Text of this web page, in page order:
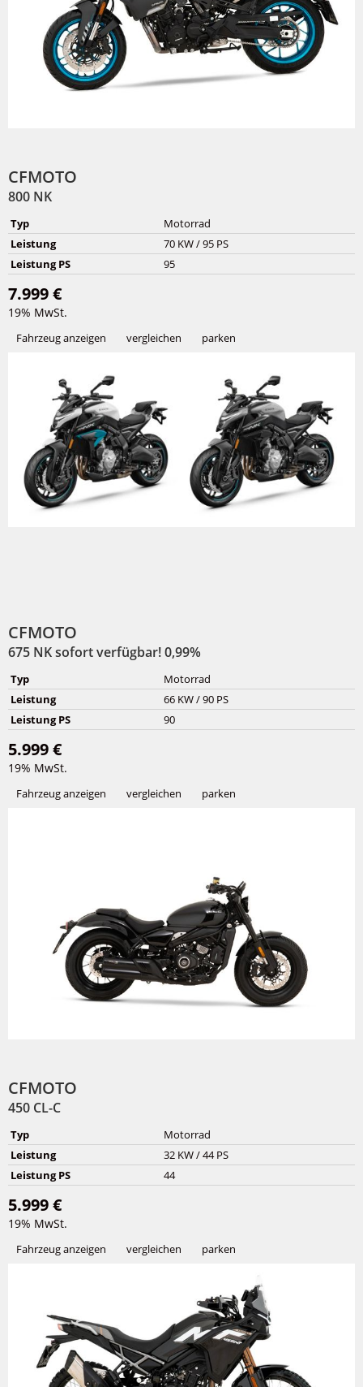
CFMOTO
800 NK
Typ
Motorrad
Leistung
70 KW / 95 PS
Leistung PS
95
7.999 €
19% MwSt.
Fahrzeug anzeigen vergleichen parken
CFMOTO
675 NK sofort verfügbar! 0,99%
Typ
Motorrad
Leistung
66 KW / 90 PS
Leistung PS
90
5.999 €
19% MwSt.
Fahrzeug anzeigen vergleichen parken
CFMOTO
450 CL-C
Typ
Motorrad
Leistung
32 KW / 44 PS
Leistung PS
44
5.999 €
19% MwSt.
Fahrzeug anzeigen vergleichen parken